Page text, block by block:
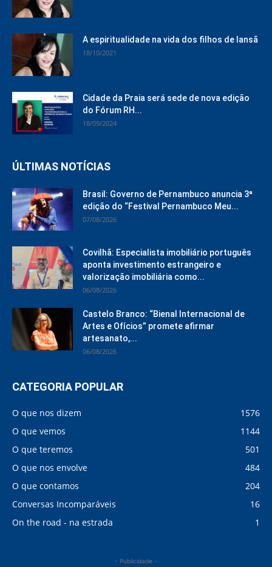
A espiritualidade na vida dos filhos de Iansã
18/10/2021
Cidade da Praia será sede de nova edição
do Fórum RH...
18/09/2024
ÚLTIMAS NOTÍCIAS
Brasil: Governo de Pernambuco anuncia 3ª
edição do “Festival Pernambuco Meu...
07/08/2026
Covilhã: Especialista imobiliário português
aponta investimento estrangeiro e
valorização imobiliária como...
06/08/2026
Castelo Branco: “Bienal Internacional de
Artes e Ofícios” promete afirmar
artesanato,...
06/08/2026
CATEGORIA POPULAR
O que nos dizem
1576
O que vemos
1144
O que teremos
501
O que nos envolve
484
O que contamos
204
Conversas Incomparáveis
16
On the road - na estrada
1
- Publicidade -